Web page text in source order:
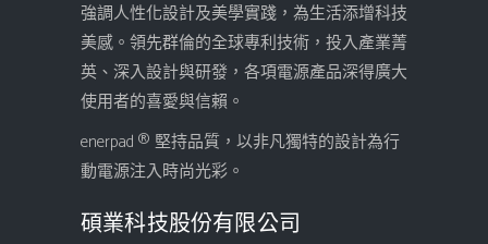
強調人性化設計及美學實踐，為生活添增科技
美感。領先群倫的全球專利技術，投入產業菁
英、深入設計與研發，各項電源產品深得廣大
使用者的喜愛與信賴。
enerpad ® 堅持品質，以非凡獨特的設計為行
動電源注入時尚光彩。
碩業科技股份有限公司